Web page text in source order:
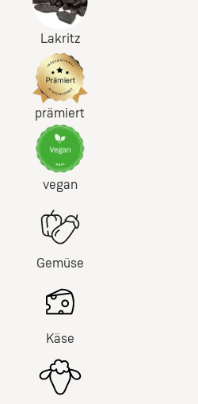
Lakritz
prämiert
vegan
Gemüse
Käse